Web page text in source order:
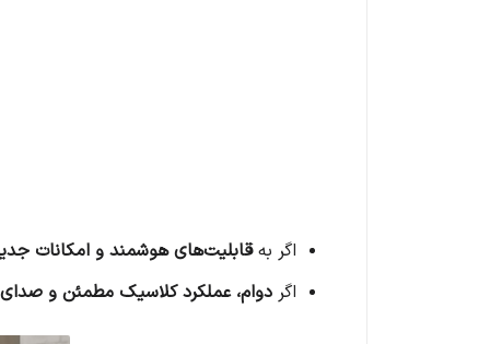
اگر بهقابلیت‌های هوشمند و امکانات
اگر دوام، عملکرد کلاسیک مطمئن و